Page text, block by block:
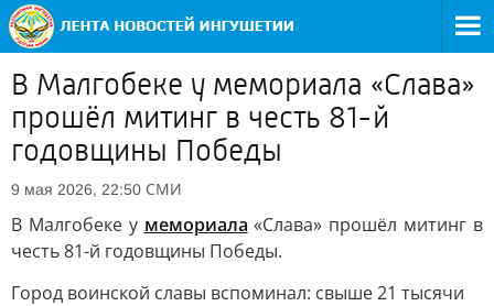
В Малгобеке у мемориала «Слава»
прошёл митинг в честь 81-й
годовщины Победы
9 мая 2026, 22:50 СМИ
В Малгобеке у мемориала «Слава» прошёл митинг в
честь 81-й годовщины Победы.
Город воинской славы вспоминал: свыше 21 тысячи